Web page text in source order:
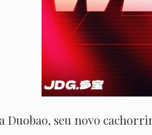
Duobao, seu novo